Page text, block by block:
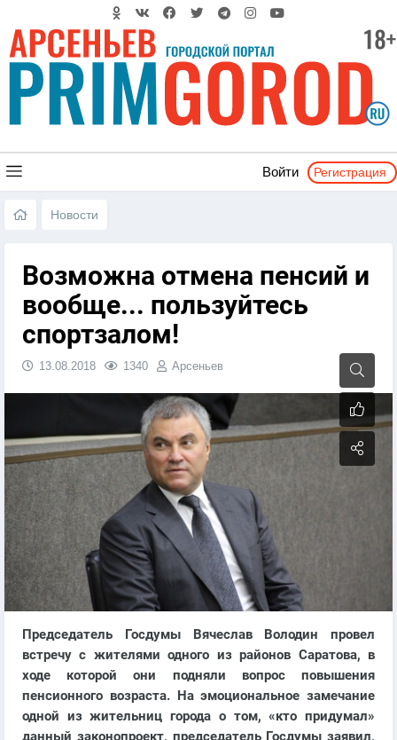
Войти Регистрация
Новости
Возможна отмена пенсий и
вообще... пользуйтесь
спортзалом!
13.08.2018 1340 Арсеньев
Председатель Госдумы Вячеслав Володин провел
встречу с жителями одного из районов Саратова, в
ходе которой они подняли вопрос повышения
пенсионного возраста. На эмоциональное замечание
одной из жительниц города о том, «кто придумал»
данный законопроект, председатель Госдумы заявил,